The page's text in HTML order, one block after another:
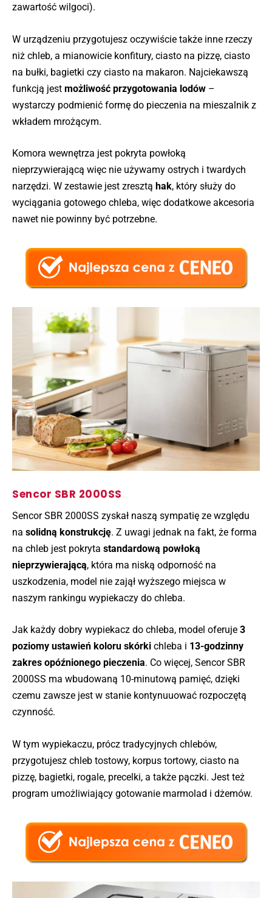
zawartość wilgoci).
W urządzeniu przygotujesz oczywiście także inne rzeczy
niż chleb, a mianowicie konfitury, ciasto na pizzę, ciasto
na bułki, bagietki czy ciasto na makaron. Najciekawszą
funkcją jest możliwość przygotowania lodów –
wystarczy podmienić formę do pieczenia na mieszalnik z
wkładem mrożącym.
Komora wewnętrza jest pokryta powłoką
nieprzywierającą więc nie używamy ostrych i twardych
narzędzi. W zestawie jest zresztą hak, który służy do
wyciągania gotowego chleba, więc dodatkowe akcesoria
nawet nie powinny być potrzebne.
Sencor SBR 2000SS
Sencor SBR 2000SS zyskał naszą sympatię ze względu
na solidną konstrukcję. Z uwagi jednak na fakt, że forma
na chleb jest pokryta standardową powłoką
nieprzywierającą, która ma niską odporność na
uszkodzenia, model nie zajął wyższego miejsca w
naszym rankingu wypiekaczy do chleba.
Jak każdy dobry wypiekacz do chleba, model oferuje 3
poziomy ustawień koloru skórki chleba i 13-godzinny
zakres opóźnionego pieczenia. Co więcej, Sencor SBR
2000SS ma wbudowaną 10-minutową pamięć, dzięki
czemu zawsze jest w stanie kontynuuować rozpoczętą
czynność.
W tym wypiekaczu, prócz tradycyjnych chlebów,
przygotujesz chleb tostowy, korpus tortowy, ciasto na
pizzę, bagietki, rogale, precelki, a także pączki. Jest też
program umożliwiający gotowanie marmolad i dżemów.